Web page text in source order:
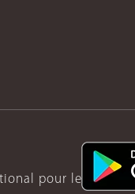
pour le Rwanda